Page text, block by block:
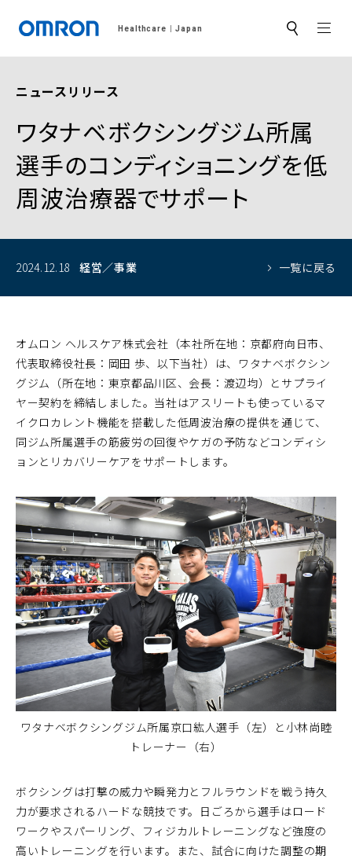
Healthcare Japan サ
ト
ニュースリリース
ワタナベボクシングジム所属
選手のコンディショニングを低
周波治療器でサポート
2024.12.18 経営／事業 一覧に戻る
オムロン ヘルスケア株式会社（本社所在地：京都府向日市、
代表取締役社長：岡田 歩、以下当社）は、ワタナベボクシン
グジム（所在地：東京都品川区、会長：渡辺均）とサプライ
ヤー契約を締結しました。当社はアスリートも使っているマ
イクロカレント機能を搭載した低周波治療の提供を通じて、
同ジム所属選手の筋疲労の回復やケガの予防などコンディシ
ョンとリカバリーケアをサポートします。
ワタナベボクシングジム所属京口紘人選手（左）と小林尚睦
トレーナー（右）
ボクシングは打撃の威力や瞬発力とフルラウンドを戦う持久
力が要求されるハードな競技です。日ごろから選手はロード
ワークやスパーリング、フィジカルトレーニングなど強度の
高いトレーニングを行います。また、試合に向けた調整の期